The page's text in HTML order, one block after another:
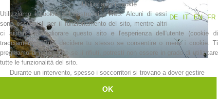
La storia
Durante un intervento, spesso i soccorritori si trovano a dover gestire
che possono essere di varia natura, sia fisici che mentali.
Utilizziamo i cookie
DE
IT EN FR
Utilizziamo i cookie sul nostro sito Web. Alcuni di essi
sono essenziali per il funzionamento del sito, mentre altri
ci aiutano a migliorare questo sito e l'esperienza dell'utente (cookie di
tracciamento). Puoi decidere tu stesso se consentire o meno i cookie. Ti
preghiamo di notare che se li rifiuti, potresti non essere in grado di utilizzare
tutte le funzionalità del sito.
OK